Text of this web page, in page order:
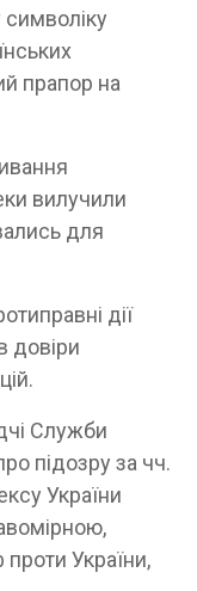
прапор на
вилучили
для
дії
довіри
Служби
підозру за чч.
України
проти України,